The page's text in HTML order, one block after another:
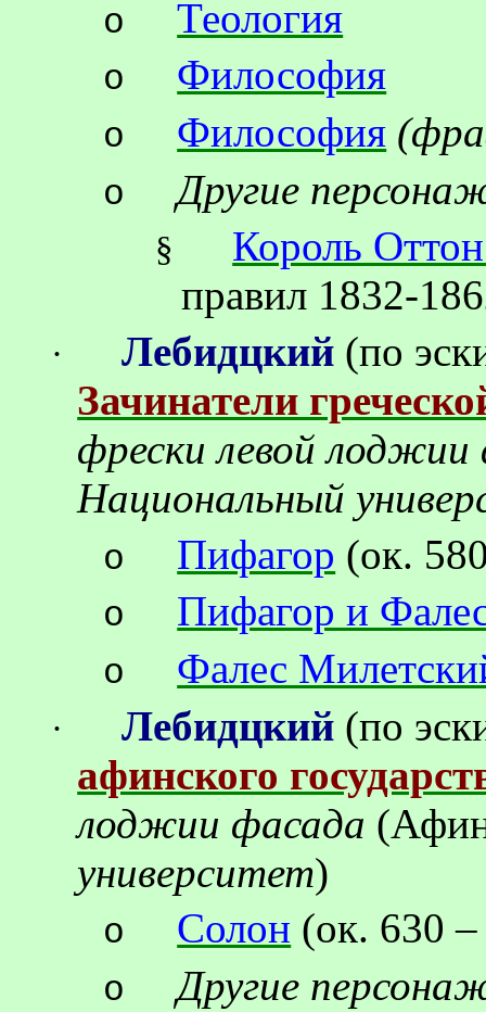
o Теология
o Философия
o Философия (
o Другие
§
Король
правил 1832-
· Лебидцкий (по
Зачинатели
фрески левой лоджии
Национальный
o Пифагор (ок.
o Пифагор и
o Фалес
· Лебидцкий (по
афинского
лоджии фасада
университет)
o Солон (ок. 630
o Другие